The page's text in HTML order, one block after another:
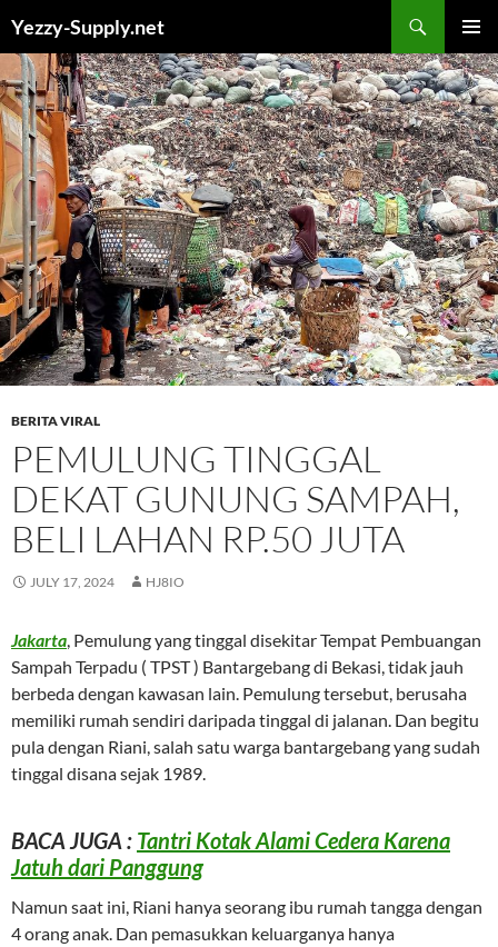
content
Yezzy-Supply.net
MENU
BERITA VIRAL
PEMULUNG TINGGAL
DEKAT GUNUNG SAMPAH,
BELI LAHAN RP.50 JUTA
JULY 17, 2024 HJ8IO
Jakarta , Pemulung yang tinggal disekitar Tempat Pembuangan
Sampah Terpadu ( TPST ) Bantargebang di Bekasi, tidak jauh
berbeda dengan kawasan lain. Pemulung tersebut, berusaha
memiliki rumah sendiri daripada tinggal di jalanan. Dan begitu
pula dengan Riani, salah satu warga bantargebang yang sudah
tinggal disana sejak 1989.
BACA JUGA : Tantri Kotak Alami Cedera Karena
Jatuh dari Panggung
Namun saat ini, Riani hanya seorang ibu rumah tangga dengan
4 orang anak. Dan pemasukkan keluarganya hanya